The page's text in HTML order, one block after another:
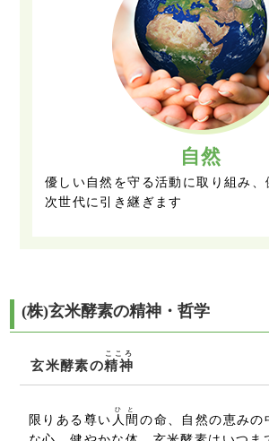
自然
優しい自然を守る活動に取り組み、
次世代に引き継ぎます
(株)玄米酵素の精神・哲学
玄米酵素の精神
こころ
限りある尊い 人間
ひと
の命、自然の恵みの